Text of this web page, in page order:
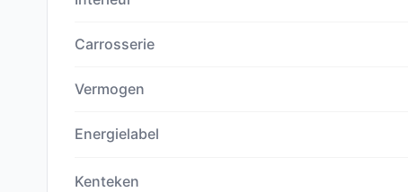
Carrosserie
Vermogen
Energielabel
Kenteken